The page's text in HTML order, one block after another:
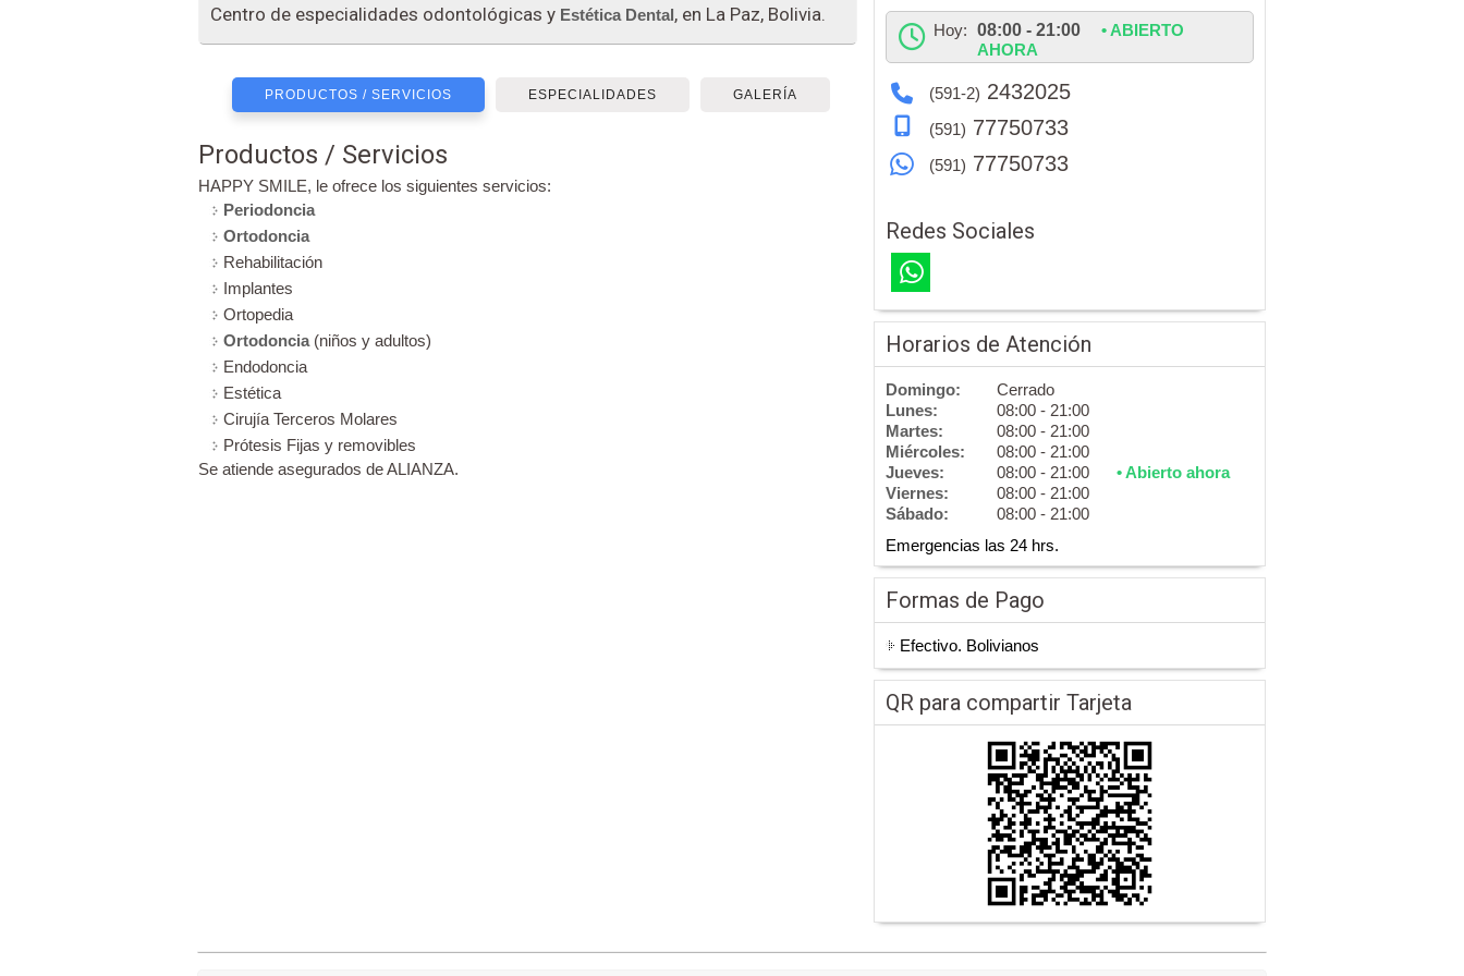
Centro de especialidades odontológicas y Estética Dental, en La Paz, Bolivia.
PRODUCTOS / SERVICIOS ESPECIALIDADES GALERÍA
Productos / Servicios
HAPPY SMILE, le ofrece los siguientes servicios:
Periodoncia
Ortodoncia
Rehabilitación
Implantes
Ortopedia
Ortodoncia(niños y adultos)
Endodoncia
Estética
Cirujía Terceros Molares
Prótesis Fijas y removibles
Se atiende asegurados de ALIANZA.
Hoy: 08:00 - 21:00
• ABIERTO
AHORA
(591-2) 2432025
(591) 77750733
(591) 77750733
Redes Sociales
Horarios de Atención
Domingo:
Cerrado
Lunes:
08:00 - 21:00
Martes:
08:00 - 21:00
Miércoles:
08:00 - 21:00
Jueves:
08:00 - 21:00
• Abierto ahora
Viernes:
08:00 - 21:00
Sábado:
08:00 - 21:00
Emergencias las 24 hrs.
Formas de Pago
Efectivo. Bolivianos
QR para compartir Tarjeta